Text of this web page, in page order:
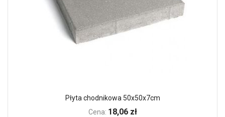
Płyta chodnikowa 50x50x7cm
Cena: 18,06 zł